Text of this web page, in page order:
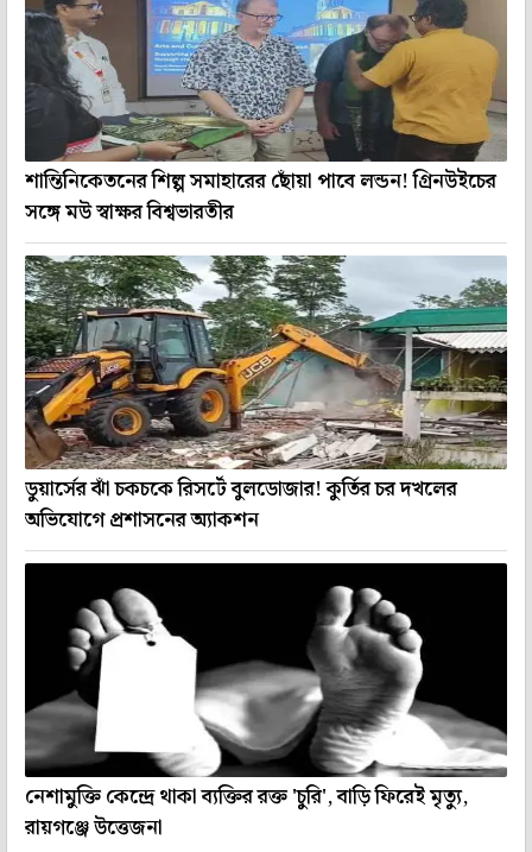
শান্তিনিকেতনের শিল্প সমাহারের ছোঁয়া পাবে লন্ডন! গ্রিনউইচের
সঙ্গে মউ স্বাক্ষর বিশ্বভারতীর
ডুয়ার্সের ঝাঁ চকচকে রিসর্টে বুলডোজার! কুর্তির চর দখলের
অভিযোগে প্রশাসনের অ্যাকশন
নেশামুক্তি কেন্দ্রে থাকা ব্যক্তির রক্ত 'চুরি', বাড়ি ফিরেই মৃত্যু,
রায়গঞ্জে উত্তেজনা